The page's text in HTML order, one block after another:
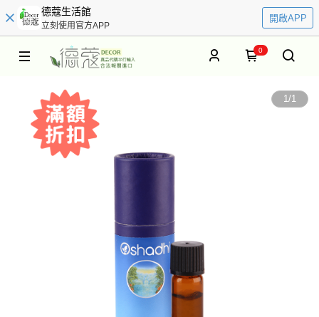
德蔻生活館
立刻使用官方APP
開啟APP
0
1/1